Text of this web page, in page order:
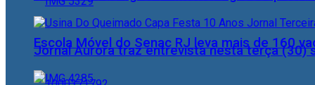
Escola Móvel do Senac RJ leva mais de 160
Jornal Aurora traz entrevista nesta terça (30)